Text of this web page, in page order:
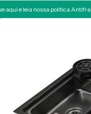
leia nossa política Antifraude